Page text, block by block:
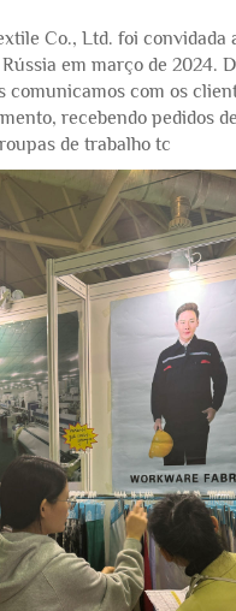
Co., Ltd. foi convidada
em março de 2024.
comunicamos com os
recebendo pedidos
de trabalho tc